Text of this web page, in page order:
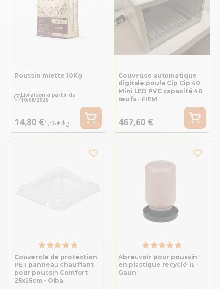
Poussin miette 10Kg
Livraison à partir du
10/08/2026
14,80 €1,48 €/kg
Couveuse automatique
digitale poule Cip Cip 40
Mini LED PVC capacité 40
œufs - FIEM
467,60 €
Couvercle de protection
PET panneau chauffant
pour poussin Comfort
25x25cm - Olba
Abreuvoir pour poussin
en plastique recyclé 1L -
Gaun